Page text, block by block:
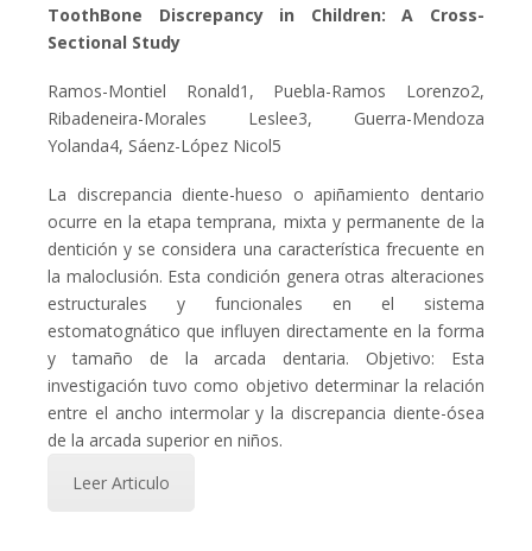
ToothBone Discrepancy in Children: A Cross-
Sectional Study
Ramos-Montiel Ronald1, Puebla-Ramos Lorenzo2,
Ribadeneira-Morales Leslee3, Guerra-Mendoza
Yolanda4, Sáenz-López Nicol5
La discrepancia diente-hueso o apiñamiento dentario
ocurre en la etapa temprana, mixta y permanente de la
dentición y se considera una característica frecuente en
la maloclusión. Esta condición genera otras alteraciones
estructurales y funcionales en el sistema
estomatognático que influyen directamente en la forma
y tamaño de la arcada dentaria. Objetivo: Esta
investigación tuvo como objetivo determinar la relación
entre el ancho intermolar y la discrepancia diente-ósea
de la arcada superior en niños.
Leer Articulo